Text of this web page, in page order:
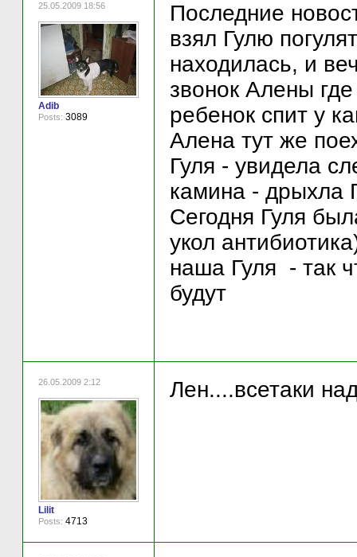
25.05.2009 18:56
Adib
Posts: 3089
Последние
взял Гулю
находилась, и
звонок Алены
ребенок спит у
Алена тут же
Гуля - увидела
камина - дрыхла
Сегодня Гуля
укол
наша Гуля - так
будут
26.05.2009 2:12
Lilit
Posts: 4713
Лен....всетаки